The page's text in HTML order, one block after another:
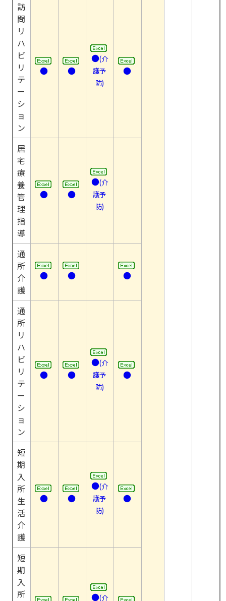
訪
問
リ
ハ
ビ
リ
テ
ー
シ
ョ
ン
● ●
●(介
護予
防)
●
居
宅
療
養
管
理
指
導
● ●
●(介
護予
防)
通
所
介
護
● ● ●
通
所
リ
ハ
ビ
リ
テ
ー
シ
ョ
ン
● ●
●(介
護予
防)
●
短
期
入
所
生
活
介
護
● ●
●(介
護予
防)
●
短
期
入
所
●(介